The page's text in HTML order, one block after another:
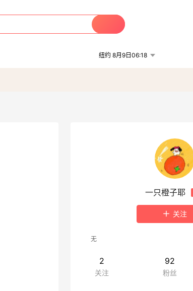
纽约 8月9日06:18
一只橙子耶
关注
无
2
关注
92
粉丝